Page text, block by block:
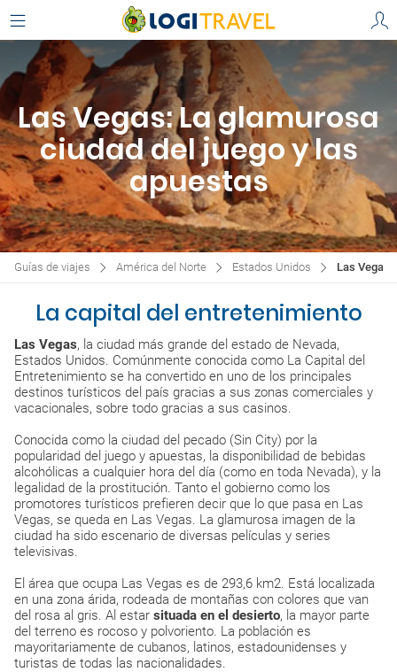
Las Vegas: La glamurosa
ciudad del juego y las
apuestas
Guías de viajes América del Norte Estados Unidos Las Vegas
La capital del entretenimiento
Las Vegas, la ciudad más grande del estado de Nevada,
Estados Unidos. Comúnmente conocida como La Capital del
Entretenimiento se ha convertido en uno de los principales
destinos turísticos del país gracias a sus zonas comerciales y
vacacionales, sobre todo gracias a sus casinos.
Conocida como la ciudad del pecado (Sin City) por la
popularidad del juego y apuestas, la disponibilidad de bebidas
alcohólicas a cualquier hora del día (como en toda Nevada), y la
legalidad de la prostitución. Tanto el gobierno como los
promotores turísticos prefieren decir que lo que pasa en Las
Vegas, se queda en Las Vegas. La glamurosa imagen de la
ciudad ha sido escenario de diversas películas y series
televisivas.
El área que ocupa Las Vegas es de 293,6 km2. Está localizada
en una zona árida, rodeada de montañas con colores que van
del rosa al gris. Al estar situada en el desierto, la mayor parte
del terreno es rocoso y polvoriento. La población es
mayoritariamente de cubanos, latinos, estadounidenses y
turistas de todas las nacionalidades.